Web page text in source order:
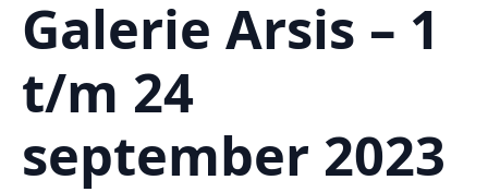
Galerie Arsis – 1
t/m 24
september 2023